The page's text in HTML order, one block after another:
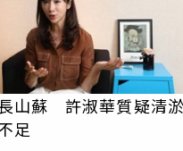
山蘇 許淑華質疑清
足